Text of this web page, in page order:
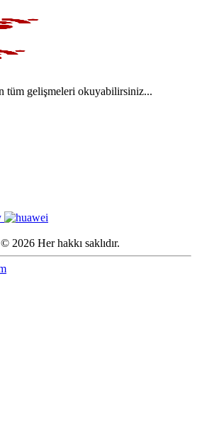
tüm gelişmeleri okuyabilirsiniz...
Her hakkı saklıdır.